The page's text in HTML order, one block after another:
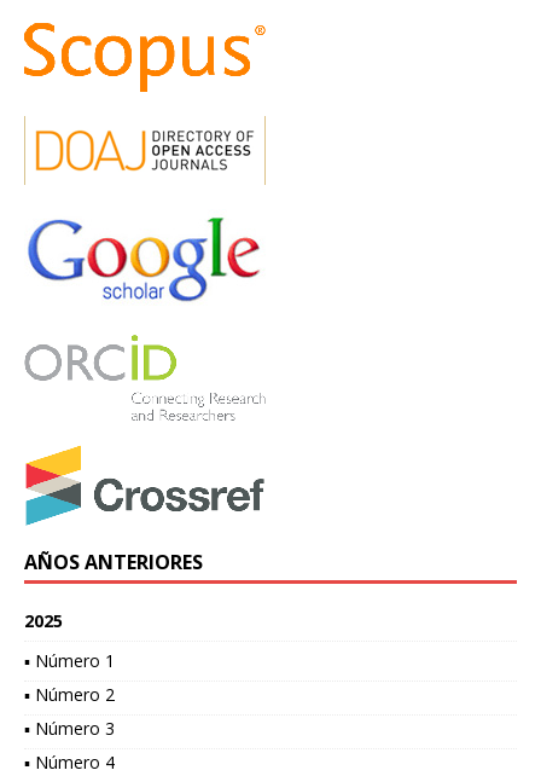
AÑOS ANTERIORES
2025
▪ Número 1
▪ Número 2
▪ Número 3
▪ Número 4